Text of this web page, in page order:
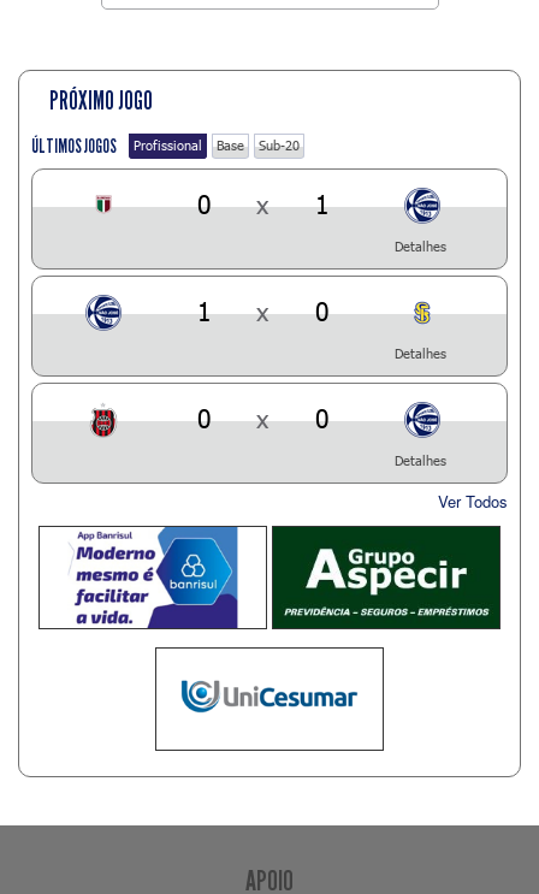
PRÓXIMO JOGO
ÚLTIMOS JOGOS Profissional Base Sub-20
0 x 1
Detalhes
1 x 0
Detalhes
0 x 0
Detalhes
Ver Todos
APOIO